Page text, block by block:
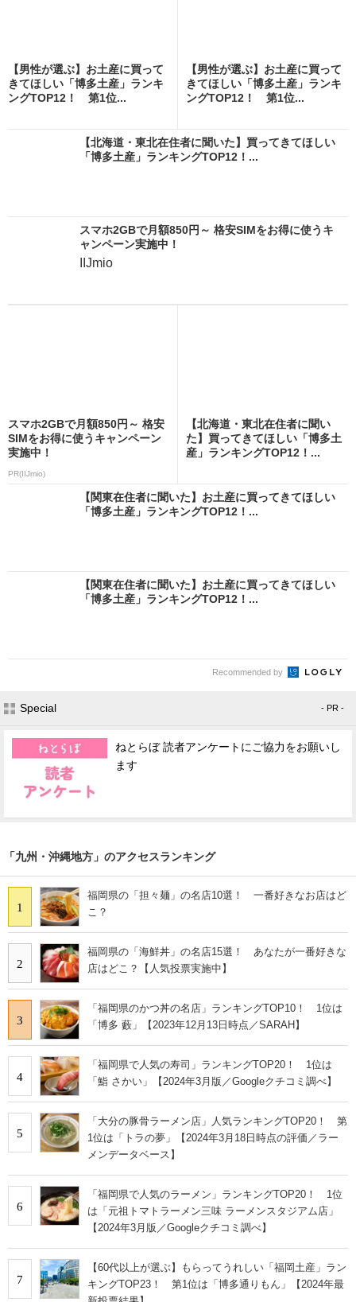
【男性が選ぶ】お土産に買って
きてほしい「博多土産」ランキ
ングTOP12！ 第1位...
【男性が選ぶ】お土産に買って
きてほしい「博多土産」ランキ
ングTOP12！ 第1位...
【北海道・東北在住者に聞いた】買ってきてほしい
「博多土産」ランキングTOP12！...
スマホ2GBで月額850円～ 格安SIMをお得に使うキ
ャンペーン実施中！
IIJmio
スマホ2GBで月額850円～ 格安
SIMをお得に使うキャンペーン
実施中！
PR(IIJmio)
【北海道・東北在住者に聞い
た】買ってきてほしい「博多土
産」ランキングTOP12！...
【関東在住者に聞いた】お土産に買ってきてほしい
「博多土産」ランキングTOP12！...
【関東在住者に聞いた】お土産に買ってきてほしい
「博多土産」ランキングTOP12！...
Recommended by
Special - PR -
ねとらぼ 読者アンケートにご協力をお願いし
ます
「九州・沖縄地方」のアクセスランキング
1
福岡県の「担々麺」の名店10選！ 一番好きなお店はど
こ？
2
福岡県の「海鮮丼」の名店15選！ あなたが一番好きな
店はどこ？【人気投票実施中】
3
「福岡県のかつ丼の名店」ランキングTOP10！ 1位は
「博多 藪」【2023年12月13日時点／SARAH】
4
「福岡県で人気の寿司」ランキングTOP20！ 1位は
「鮨 さかい」【2024年3月版／Googleクチコミ調べ】
5
「大分の豚骨ラーメン店」人気ランキングTOP20！ 第
1位は「トラの夢」【2024年3月18日時点の評価／ラー
メンデータベース】
6
「福岡県で人気のラーメン」ランキングTOP20！ 1位
は「元祖トマトラーメン三味 ラーメンスタジアム店」
【2024年3月版／Googleクチコミ調べ】
7
【60代以上が選ぶ】もらってうれしい「福岡土産」ラン
キングTOP23！ 第1位は「博多通りもん」【2024年最